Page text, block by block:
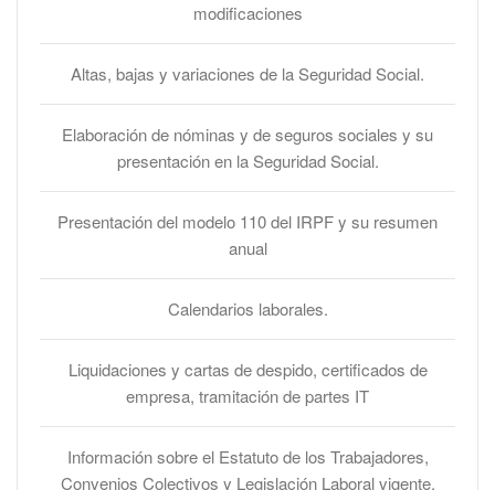
modificaciones
Altas, bajas y variaciones de la Seguridad Social.
Elaboración de nóminas y de seguros sociales y su
presentación en la Seguridad Social.
Presentación del modelo 110 del IRPF y su resumen
anual
Calendarios laborales.
Liquidaciones y cartas de despido, certificados de
empresa, tramitación de partes IT
Información sobre el Estatuto de los Trabajadores,
Convenios Colectivos y Legislación Laboral vigente.